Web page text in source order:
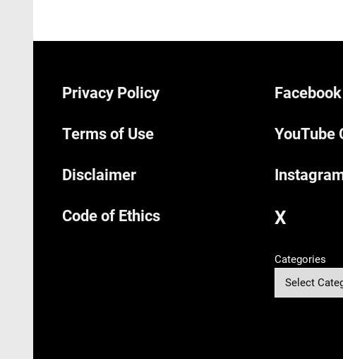
Privacy Policy
Terms of Use
Disclaimer
Code of Ethics
YouTube
X
Categories